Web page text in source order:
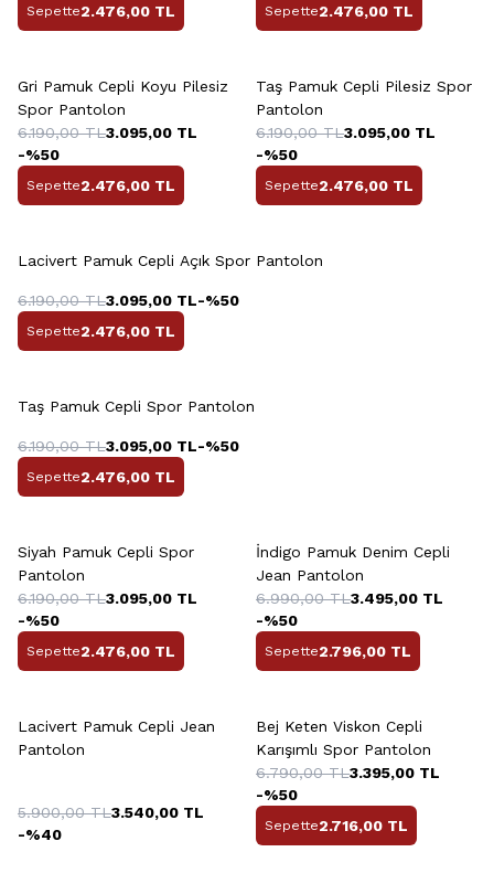
Sepette2.476,00 TL Sepette2.476,00 TL
Gri Pamuk Cepli Koyu Pilesiz
Spor Pantolon
6.190,00TL3.095,00 TL
-%50
Sepette2.476,00 TL
Taş Pamuk Cepli Pilesiz Spor
Pantolon
6.190,00TL3.095,00 TL
-%50
Sepette2.476,00 TL
Lacivert Pamuk Cepli Açık Spor Pantolon
6.190,00TL3.095,00 TL-%50
Sepette2.476,00 TL
Taş Pamuk Cepli Spor Pantolon
6.190,00TL3.095,00 TL-%50
Sepette2.476,00 TL
Siyah Pamuk Cepli Spor
Pantolon
6.190,00TL3.095,00 TL
-%50
Sepette2.476,00 TL
İndigo Pamuk Denim Cepli
Jean Pantolon
6.990,00TL3.495,00 TL
-%50
Sepette2.796,00 TL
Lacivert Pamuk Cepli Jean
Pantolon
5.900,00TL3.540,00 TL
-%40
Bej Keten Viskon Cepli
Karışımlı Spor Pantolon
6.790,00TL3.395,00 TL
-%50
Sepette2.716,00 TL